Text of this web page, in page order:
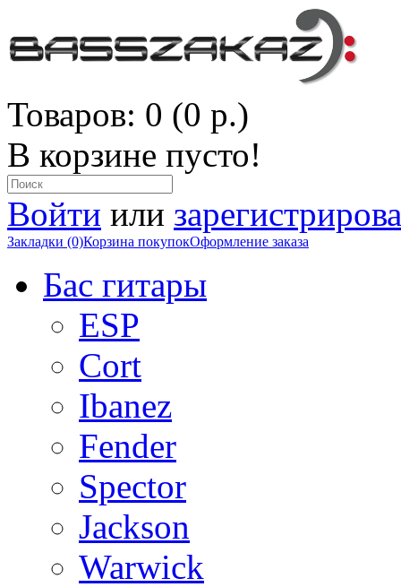
Товаров: 0 (0 р.)
В корзине пусто!
Войти или
Закладки (0)Корзина покупокОформление заказа
Бас гитары
ESP
Cort
Ibanez
Fender
Spector
Jackson
Warwick